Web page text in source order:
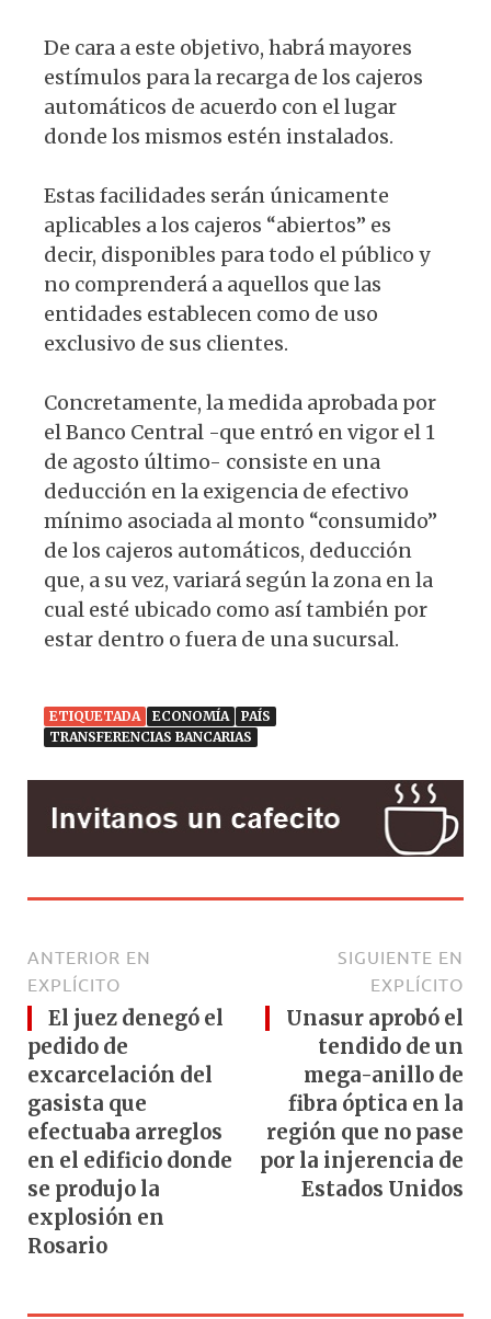
De cara a este objetivo, habrá mayores
estímulos para la recarga de los cajeros
automáticos de acuerdo con el lugar
donde los mismos estén instalados.
Estas facilidades serán únicamente
aplicables a los cajeros “abiertos” es
decir, disponibles para todo el público y
no comprenderá a aquellos que las
entidades establecen como de uso
exclusivo de sus clientes.
Concretamente, la medida aprobada por
el Banco Central -que entró en vigor el 1
de agosto último- consiste en una
deducción en la exigencia de efectivo
mínimo asociada al monto “consumido”
de los cajeros automáticos, deducción
que, a su vez, variará según la zona en la
cual esté ubicado como así también por
estar dentro o fuera de una sucursal.
ETIQUETADA ECONOMÍA
PAÍS
TRANSFERENCIAS BANCARIAS
ANTERIOR EN
EXPLÍCITO
El juez denegó el
pedido de
excarcelación del
gasista que
efectuaba arreglos
en el edificio donde
se produjo la
explosión en
Rosario
SIGUIENTE EN
EXPLÍCITO
Unasur aprobó el
tendido de un
mega-anillo de
fibra óptica en la
región que no pase
por la injerencia de
Estados Unidos